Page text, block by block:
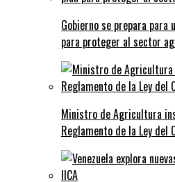
Gobierno se prepara para
para proteger al sector
Ministro de Agricultura
Reglamento de la Ley del